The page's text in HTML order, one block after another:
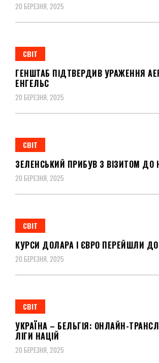
20 БЕРЕЗНЯ, 2025
СВІТ
ГЕНШТАБ ПІДТВЕРДИВ УРАЖЕННЯ
ЕНГЕЛЬС
20 БЕРЕЗНЯ, 2025
СВІТ
ЗЕЛЕНСЬКИЙ ПРИБУВ З ВІЗИТОМ ДО
20 БЕРЕЗНЯ, 2025
СВІТ
КУРСИ ДОЛАРА І ЄВРО ПЕРЕЙШЛИ
20 БЕРЕЗНЯ, 2025
СВІТ
УКРАЇНА – БЕЛЬГІЯ: ОНЛАЙН-
ЛІГИ НАЦІЙ
20 БЕРЕЗНЯ, 2025